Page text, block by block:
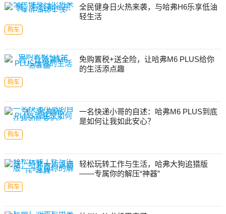
全民健身日火热来袭，与哈弗H6乐享低油
轻生活
购车
免购置税+送全险，让哈弗M6 PLUS给你
的生活添点趣
购车
一名快递小哥的自述：哈弗M6 PLUS到底
是如何让我如此安心？
购车
轻松玩转工作与生活，哈弗大狗追猎版
——专属你的解压“神器”
购车